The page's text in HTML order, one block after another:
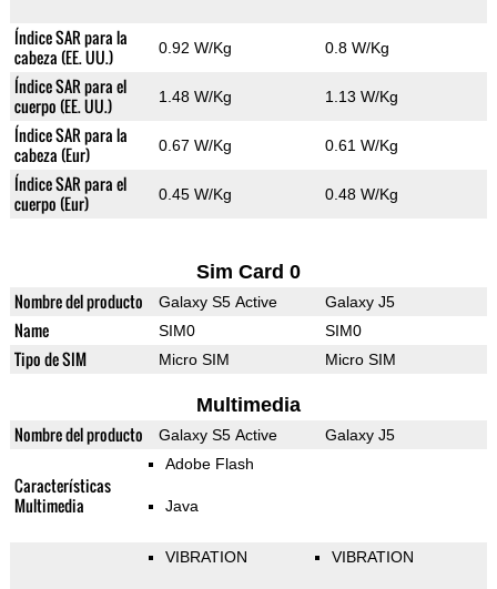
Índice SAR para la
cabeza (EE. UU.)
0.92 W/Kg 0.8 W/Kg
Índice SAR para el
cuerpo (EE. UU.)
1.48 W/Kg 1.13 W/Kg
Índice SAR para la
cabeza (Eur)
0.67 W/Kg 0.61 W/Kg
Índice SAR para el
cuerpo (Eur)
0.45 W/Kg 0.48 W/Kg
Sim Card 0
Nombre del producto Galaxy S5 Active Galaxy J5
Name SIM0 SIM0
Tipo de SIM Micro SIM Micro SIM
Multimedia
Nombre del producto Galaxy S5 Active Galaxy J5
Características
Multimedia
Adobe Flash
Java
VIBRATION VIBRATION